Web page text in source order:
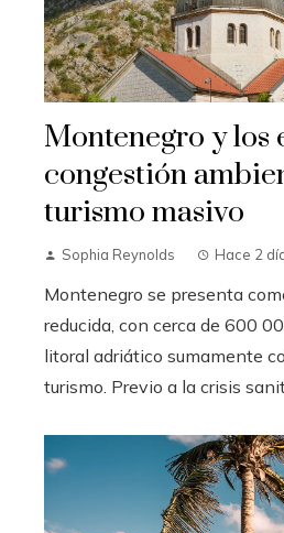
Montenegro y los
congestión
turismo masivo
Sophia Reynolds Hace 2
Montenegro se presenta
reducida, con cerca de 600
litoral adriático sumamente
turismo. Previo a la crisis